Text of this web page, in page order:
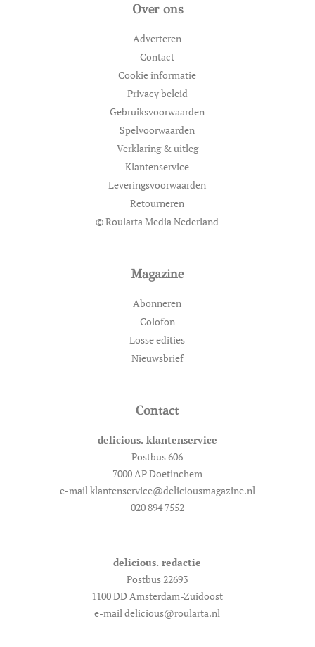
Over ons
Adverteren
Contact
Cookie informatie
Privacy beleid
Gebruiksvoorwaarden
Spelvoorwaarden
Verklaring & uitleg
Klantenservice
Leveringsvoorwaarden
Retourneren
© Roularta Media Nederland
Magazine
Abonneren
Colofon
Losse edities
Nieuwsbrief
Contact
delicious. klantenservice
Postbus 606
7000 AP Doetinchem
e-mail klantenservice@deliciousmagazine.nl
020 894 7552
delicious. redactie
Postbus 22693
1100 DD Amsterdam-Zuidoost
e-mail delicious@roularta.nl